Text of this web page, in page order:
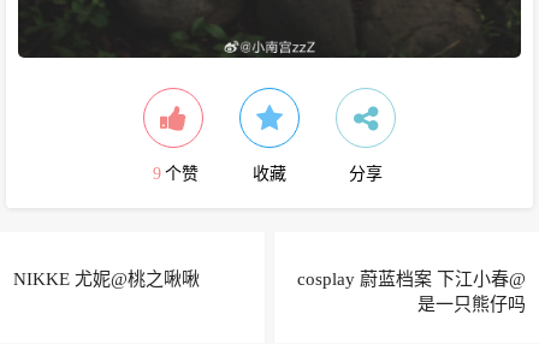
9 个赞 收藏 分享
NIKKE 尤妮@桃之啾啾
cosplay 蔚蓝档案 下江小春@
是一只熊仔吗